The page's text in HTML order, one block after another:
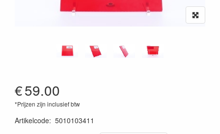
€59.00
*Prijzen zijn inclusief btw
Artikelcode: 5010103411